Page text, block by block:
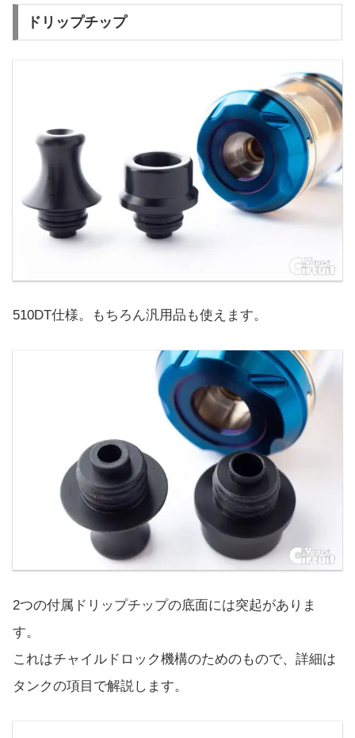
ドリップチップ
510DT仕様。もちろん汎用品も使えます。
2つの付属ドリップチップの底面には突起がありま
す。
これはチャイルドロック機構のためのもので、詳細は
タンクの項目で解説します。